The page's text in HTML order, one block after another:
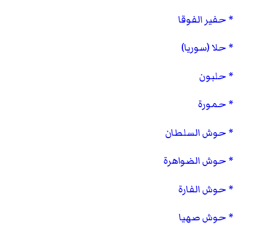
حفير الفوقا
حلا (سوريا)
حلبون
حمورة
حوش السلطان
حوش الضواهرة
حوش الفارة
حوش صهيا